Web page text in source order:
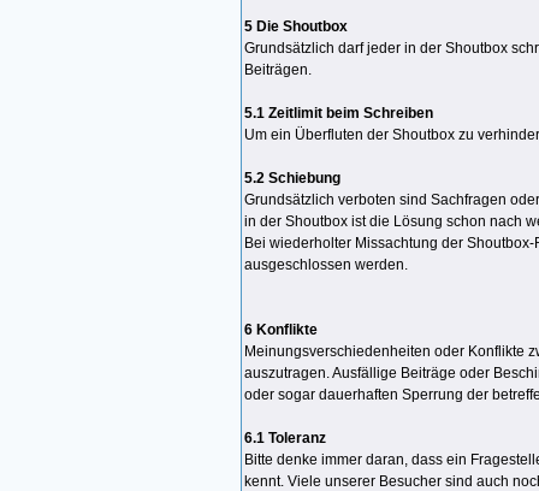
5 Die Shoutbox
Grundsätzlich darf jeder in der Shoutbox
Beiträgen.
5.1 Zeitlimit beim Schreiben
Um ein Überfluten der Shoutbox zu
5.2 Schiebung
Grundsätzlich verboten sind Sachfragen
in der Shoutbox ist die Lösung schon nach
Bei wiederholter Missachtung der
ausgeschlossen werden.
6 Konflikte
Meinungsverschiedenheiten oder Konflikte
auszutragen. Ausfällige Beiträge oder
oder sogar dauerhaften Sperrung der
6.1 Toleranz
Bitte denke immer daran, dass ein
kennt. Viele unserer Besucher sind auch